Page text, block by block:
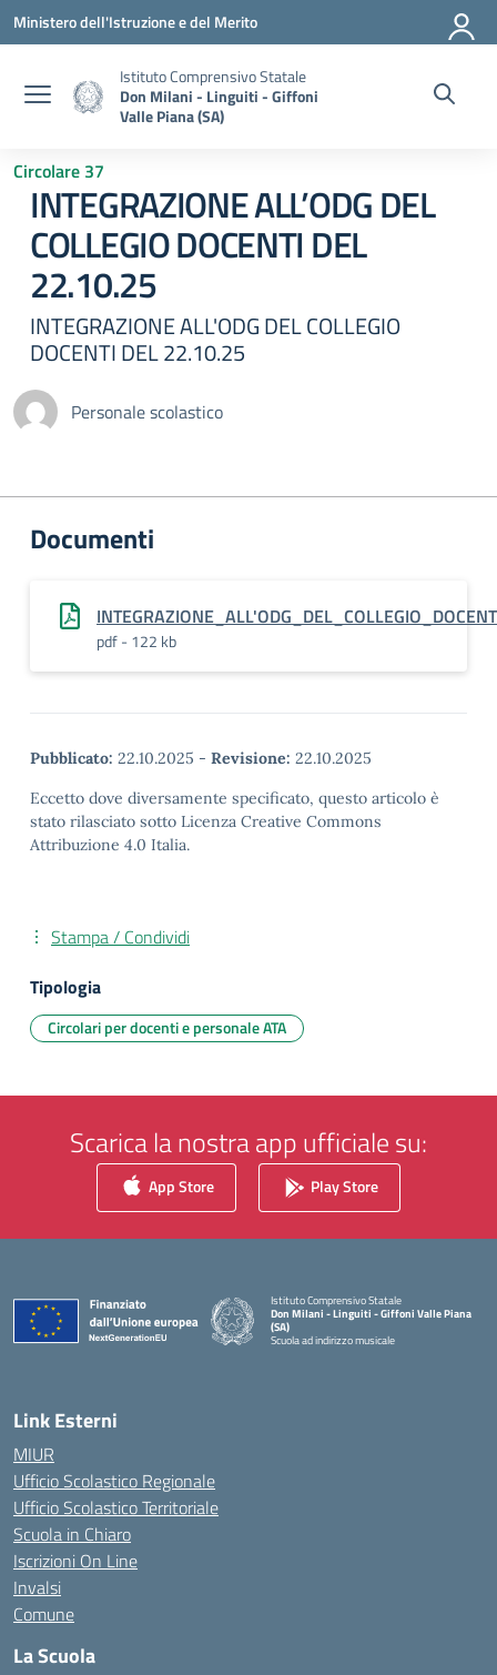
Vai ai contenuti
Vai al menu di navigazione
Vai al footer
Ministero dell'Istruzione e del Merito
Istituto Comprensivo Statale
Don Milani - Linguiti - Giffoni
Valle Piana (SA)
Circolare 37
INTEGRAZIONE ALL’ODG DEL
COLLEGIO DOCENTI DEL
22.10.25
INTEGRAZIONE ALL'ODG DEL COLLEGIO
DOCENTI DEL 22.10.25
Personale scolastico
Documenti
pdf - 122 kb
Pubblicato: 22.10.2025 - Revisione: 22.10.2025
Eccetto dove diversamente specificato, questo articolo è
stato rilasciato sotto Licenza Creative Commons
Attribuzione 4.0 Italia.
Stampa / Condividi
Tipologia
Circolari per docenti e personale ATA
Scarica la nostra app ufficiale su:
App Store Play Store
Istituto Comprensivo Statale
Don Milani - Linguiti - Giffoni Valle Piana
(SA)
Scuola ad indirizzo musicale
Link Esterni
MIUR
Ufficio Scolastico Regionale
Ufficio Scolastico Territoriale
Scuola in Chiaro
Iscrizioni On Line
Invalsi
Comune
La Scuola